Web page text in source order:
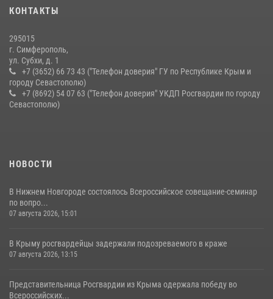
КОНТАКТЫ
295015
г. Симферополь,
ул. Субхи, д. 1
+7 (3652) 66 73 43 ("Телефон доверия" ГУ по Республике Крым и
городу Севастополю)
+7 (8692) 54 07 63 ("Телефон доверия" УКДП Росгвардии по городу
Севастополю)
НОВОСТИ
В Нижнем Новгороде состоялось Всероссийское совещание-семинар
по вопро...
07 августа 2026, 15:01
В Крыму росгвардейцы задержали подозреваемого в краже
07 августа 2026, 13:15
Представительница Росгвардии из Крыма одержала победу во
Всероссийских...